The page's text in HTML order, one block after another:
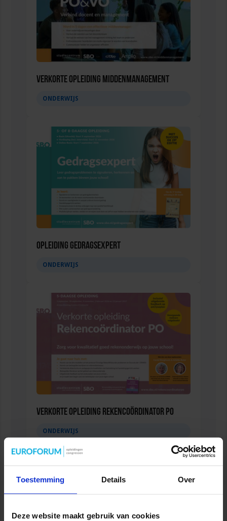
Toestemming Details Over
Deze website maakt gebruik van cookies
Verkorte opleiding Middenmanagement
ONDERWIJS
Opleiding Gedragsexpert
ONDERWIJS
Verkorte opleiding Rekencoördinator PO
ONDERWIJS